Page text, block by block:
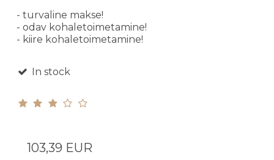
- turvaline makse!
- odav kohaletoimetamine!
- kiire kohaletoimetamine!
In stock
103,39 EUR